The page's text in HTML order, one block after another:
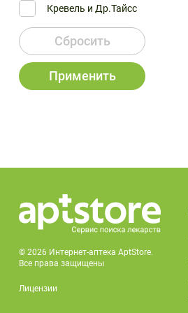
Кревель и Др.Тайсс
Сбросить
Применить
© 2026 Интернет-аптека AptStore.
Все права защищены
Лицензии